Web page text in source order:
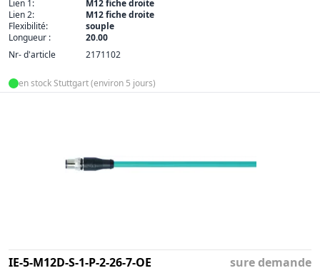
Lien 1:
M12 fiche droite
Lien 2:
M12 fiche droite
Flexibilité:
souple
Longueur :
20.00
Nr- d'article
2171102
en stock Stuttgart (environ 5 jours)
IE-5-M12D-S-1-P-2-26-7-OE
sure demande